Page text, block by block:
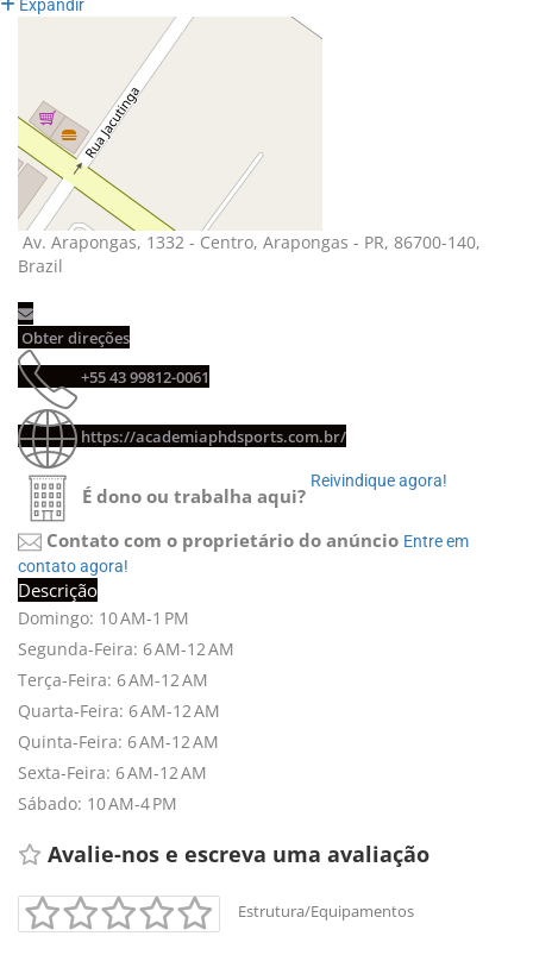
Expandir
Av. Arapongas, 1332 - Centro, Arapongas - PR, 86700-140,
Brazil
Obter direções
+55 43 99812-0061
https://academiaphdsports.com.br/
É dono ou trabalha aqui?
Reivindique agora!
Contato com o proprietário do anúncio Entre em
contato agora!
Descrição
Domingo: 10 AM-1 PM
Segunda-Feira: 6 AM-12 AM
Terça-Feira: 6 AM-12 AM
Quarta-Feira: 6 AM-12 AM
Quinta-Feira: 6 AM-12 AM
Sexta-Feira: 6 AM-12 AM
Sábado: 10 AM-4 PM
Avalie-nos e escreva uma avaliação
Estrutura/Equipamentos